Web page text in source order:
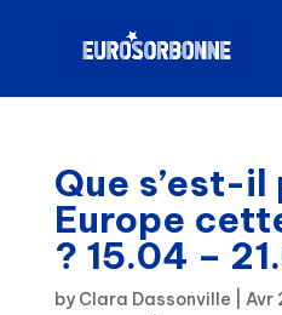
Que s’est-il
Europe
? 15.04 –
by Clara Dassonville Avr